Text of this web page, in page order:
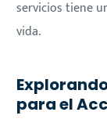
servicios tiene
vida.
para el